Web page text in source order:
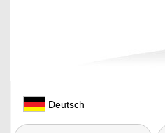
Deutsch